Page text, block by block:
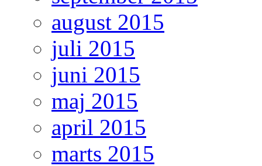
august 2015
juli 2015
juni 2015
maj 2015
april 2015
marts 2015